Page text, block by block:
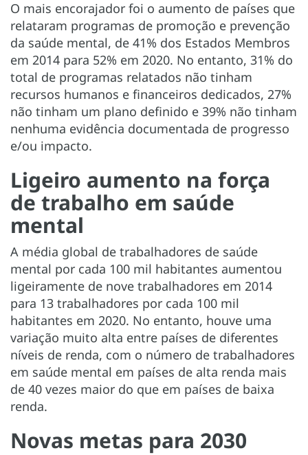
O mais encorajador foi o aumento de países que
relataram programas de promoção e prevenção
da saúde mental, de 41% dos Estados Membros
em 2014 para 52% em 2020. No entanto, 31% do
total de programas relatados não tinham
recursos humanos e financeiros dedicados, 27%
não tinham um plano definido e 39% não tinham
nenhuma evidência documentada de progresso
e/ou impacto.
Ligeiro aumento na força
de trabalho em saúde
mental
A média global de trabalhadores de saúde
mental por cada 100 mil habitantes aumentou
ligeiramente de nove trabalhadores em 2014
para 13 trabalhadores por cada 100 mil
habitantes em 2020. No entanto, houve uma
variação muito alta entre países de diferentes
níveis de renda, com o número de trabalhadores
em saúde mental em países de alta renda mais
de 40 vezes maior do que em países de baixa
renda.
Novas metas para 2030